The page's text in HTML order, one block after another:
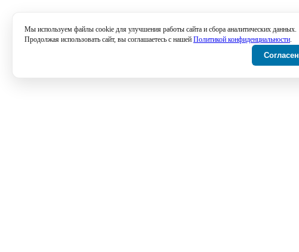
Мы используем файлы cookie для улучшения работы сайта и сбора аналитических данных.
Продолжая использовать сайт, вы соглашаетесь с нашей Политикой конфиденциальности.
Согласен